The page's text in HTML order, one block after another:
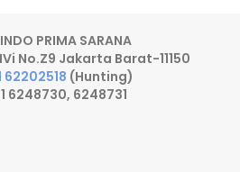
PRIMA SARANA
No.Z9 Jakarta Barat-11150
62202518 (Hunting)
6248730, 6248731